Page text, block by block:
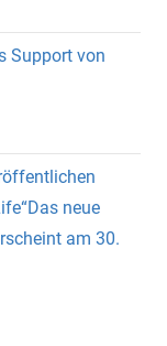
Support von
neue
am 30.